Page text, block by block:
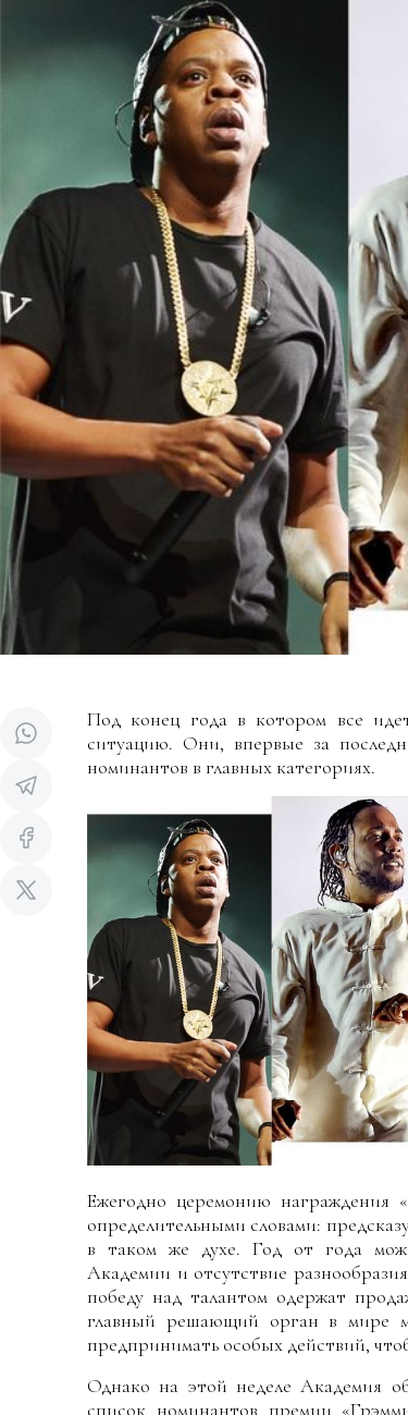
Под конец года в котором все
ситуацию. Они, впервые за
номинантов в главных категориях.
Ежегодно церемонию награждения
определительными словами:
в таком же духе. Год от года
Академии и отсутствие
победу над талантом одержат
главный решающий орган в мире
предпринимать особых действий,
Однако на этой неделе Академия
список номинантов премии